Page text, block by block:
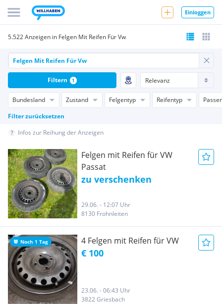
Einloggen
5.522 Anzeigen in Felgen Mit Reifen Für Vw
Bundesland Zustand Felgentyp Reifentyp
Filter zurücksetzen
Filtern 1
Infos zur Reihung der Anzeigen
Felgen mit Reifen für VW
Passat
zu verschenken
29.06. - 12:07 Uhr
8130 Frohnleiten
Noch 1 Tag 4 Felgen mit Reifen für VW
€ 100
23.06. - 06:43 Uhr
3822 Griesbach